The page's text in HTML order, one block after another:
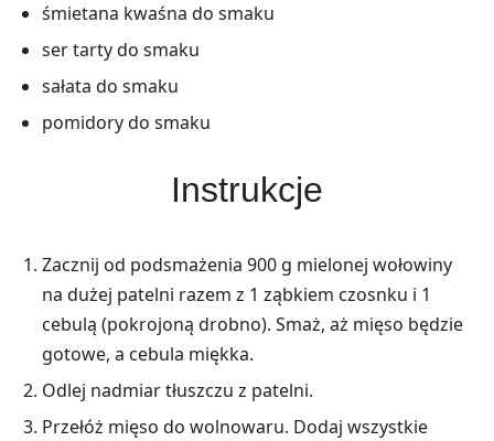
śmietana kwaśna do smaku
ser tarty do smaku
sałata do smaku
pomidory do smaku
Instrukcje
Zacznij od podsmażenia 900 g mielonej wołowiny
na dużej patelni razem z 1 ząbkiem czosnku i 1
cebulą (pokrojoną drobno). Smaż, aż mięso będzie
gotowe, a cebula miękka.
Odlej nadmiar tłuszczu z patelni.
Przełóż mięso do wolnowaru. Dodaj wszystkie